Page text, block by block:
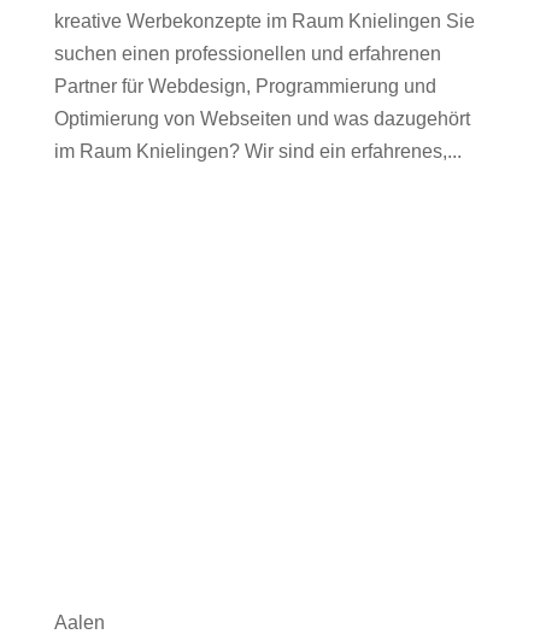
kreative Werbekonzepte im Raum Knielingen Sie
suchen einen professionellen und erfahrenen
Partner für Webdesign, Programmierung und
Optimierung von Webseiten und was dazugehört
im Raum Knielingen? Wir sind ein erfahrenes,...
Aalen